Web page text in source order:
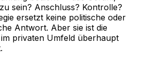
sein? Anschluss? Kontrolle?
ersetzt keine politische oder
Antwort. Aber sie ist die
im privaten Umfeld überhaupt